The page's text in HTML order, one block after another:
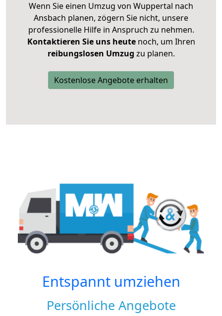
Wenn Sie einen Umzug von Wuppertal nach
Ansbach planen, zögern Sie nicht, unsere
professionelle Hilfe in Anspruch zu nehmen.
Kontaktieren Sie uns heutenoch, um Ihren
reibungslosen Umzug zu planen.
Kostenlose Angebote erhalten
Entspannt umziehen
Persönliche Angebote